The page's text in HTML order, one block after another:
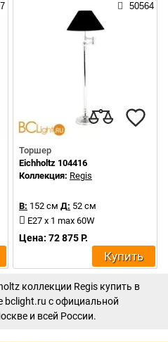
50564
Торшер
Eichholtz 104416
Коллекция: Regis
В: 152 см Д: 52 см
E27 x 1 max 60W
Цена: 72 875 Р.
Купить
коллекции Regis купить в
bclight.ru с официальной
и всей России.